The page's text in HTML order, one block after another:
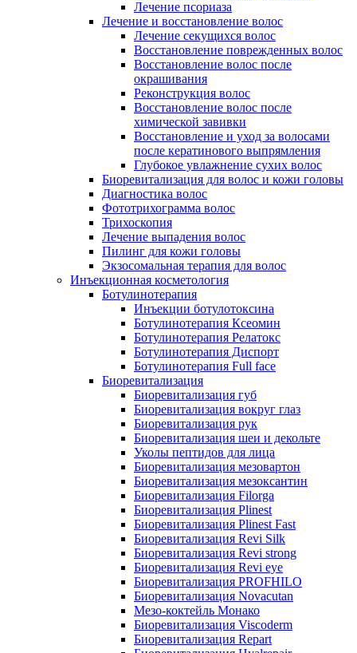
Лечение псориаза
Лечение и восстановление волос
Лечение секущихся волос
Восстановление поврежденных волос
Восстановление волос после
окрашивания
Реконструкция волос
Восстановление волос после
химической завивки
Восстановление и уход за волосами
после кератинового выпрямления
Глубокое увлажнение сухих волос
Биоревитализация для волос и кожи головы
Диагностика волос
Фототрихограмма волос
Трихоскопия
Лечение выпадения волос
Пилинг для кожи головы
Экзосомальная терапия для волос
Инъекционная косметология
Ботулинотерапия
Инъекции ботулотоксина
Ботулинотерапия Ксеомин
Ботулинотерапия Релатокс
Ботулинотерапия Диспорт
Ботулинотерапия Full face
Биоревитализация
Биоревитализация губ
Биоревитализация вокруг глаз
Биоревитализация рук
Биоревитализация шеи и декольте
Уколы пептидов для лица
Биоревитализация мезовартон
Биоревитализация мезоксантин
Биоревитализация Filorga
Биоревитализация Plinest
Биоревитализация Plinest Fast
Биоревитализация Revi Silk
Биоревитализация Revi strong
Биоревитализация Revi eye
Биоревитализация PROFHILO
Биоревитализация Novacutan
Мезо-коктейль Монако
Биоревитализация Viscoderm
Биоревитализация Repart